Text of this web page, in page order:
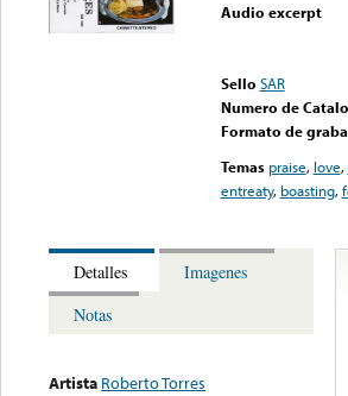
Audio excerpt
Sello SAR
Numero de
Formato de
Temas praise, love,
entreaty, boasting,
Detalles
Imagenes
Notas
Artista Roberto Torres